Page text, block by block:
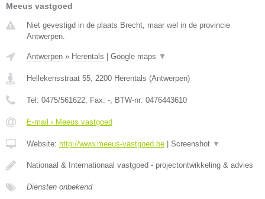
Meeus vastgoed
Niet gevestigd in de plaats Brecht, maar wel in de provincie
Antwerpen.
Antwerpen » Herentals | Google maps ▼
Hellekensstraat 55 2200 Herentals (Antwerpen)
Tel: 0475/561622 , Fax: - , BTW-nr: 0476443610
E-mail › Meeus vastgoed
Website: http://www.meeus-vastgoed.be | Screenshot ▼
Nationaal & Internationaal vastgoed - projectontwikkeling & advies
Diensten onbekend